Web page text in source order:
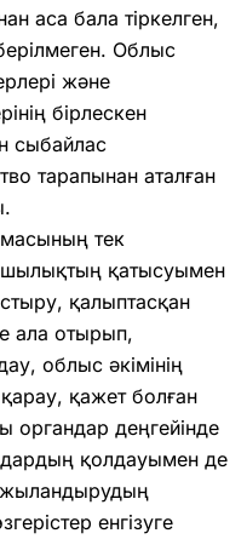
аса бала тіркелген,
Облыс
және
бірлескен
сыбайлас
тарапынан аталған
тек
қатысуымен
қалыптасқан
ала отырып,
облыс әкімінің
қажет болған
органдар деңгейінде
қолдауымен де
енгізуге